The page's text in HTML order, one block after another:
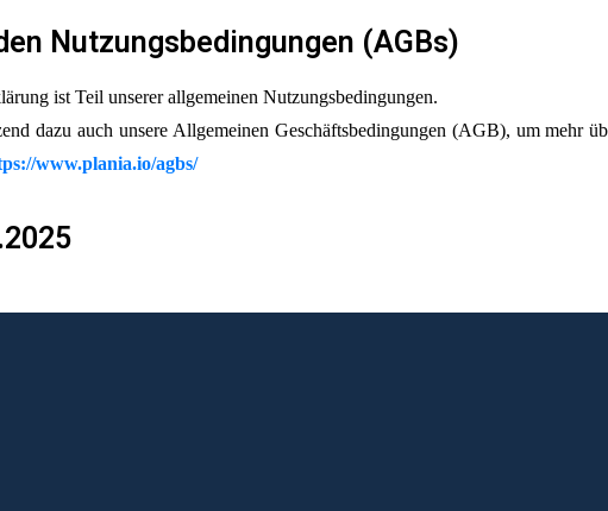
Nutzungsbedingungen (AGBs)
ist Teil unserer allgemeinen Nutzungsbedingungen.
dazu auch unsere Allgemeinen Geschäftsbedingungen (AGB), um mehr
www.plania.io/agbs/